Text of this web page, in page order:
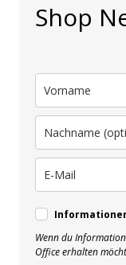
Shop
Informationen
Wenn du
Office erhalten